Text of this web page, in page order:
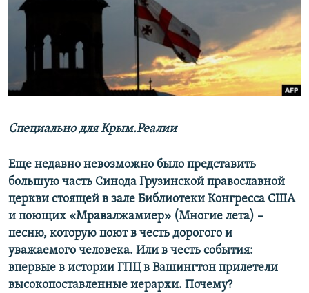
ПОБЕДИТЕЛЕЙ НЕ СУДЯТ?
КРЫМ.НЕПОКОРЕННЫЙ
УКРАИНСКАЯ ПРОБЛЕМА КРЫМА
ПРИСОЕДИНЯЙТЕСЬ!
Специально для Крым.Реалии
Еще недавно невозможно было представить
большую часть Синода Грузинской православной
церкви стоящей в зале Библиотеки Конгресса США
и поющих «Мравалжамиер» (Многие лета) –
песню, которую поют в честь дорогого и
уважаемого человека. Или в честь события:
впервые в истории ГПЦ в Вашингтон прилетели
высокопоставленные иерархи. Почему?